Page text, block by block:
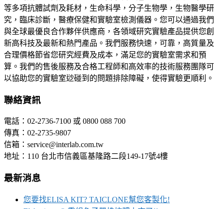
等多項抗體試劑及耗材，生命科學，分子生物學，生物醫學研
究，臨床診斷，醫療保健和實驗室檢測儀器。您可以通過我們
與全球最優良合作夥伴供應商，各領域研究實驗產品提供您創
新高科技及最新和熱門產品。我們服務快速，可靠，高質量及
合理價格節省您研究經費及成本，滿足您的實驗室需求和預
算。我們的售後服務及合格工程師和高效率的技術服務團隊可
以協助您的實驗室逤碰到的問題排除障礙，使得實驗更順利。
聯絡資訊
電話：02-2736-7100 或 0800 088 700
傳真：02-2735-9807
信箱：service@interlab.com.tw
地址：110 台北市信義區基隆路二段149-17號4樓
最新消息
您要找ELISA KIT? TAICLONE幫您客製化!